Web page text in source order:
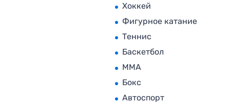
Хоккей
Фигурное катание
Теннис
Баскетбол
MMA
Бокс
Автоспорт